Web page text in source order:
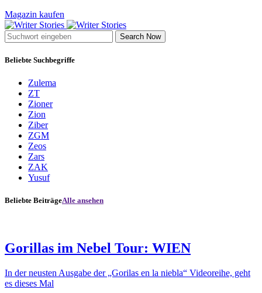
Magazin kaufen
Search Now
Beliebte Suchbegriffe
Zulema
ZT
Zioner
Zion
Ziber
ZGM
Zeos
Zars
ZAK
Yusuf
Beliebte BeiträgeAlle ansehen
Gorillas im Nebel Tour: WIEN
In der neusten Ausgabe der „Gorilas en la niebla“ Videoreihe, geht
es dieses Mal